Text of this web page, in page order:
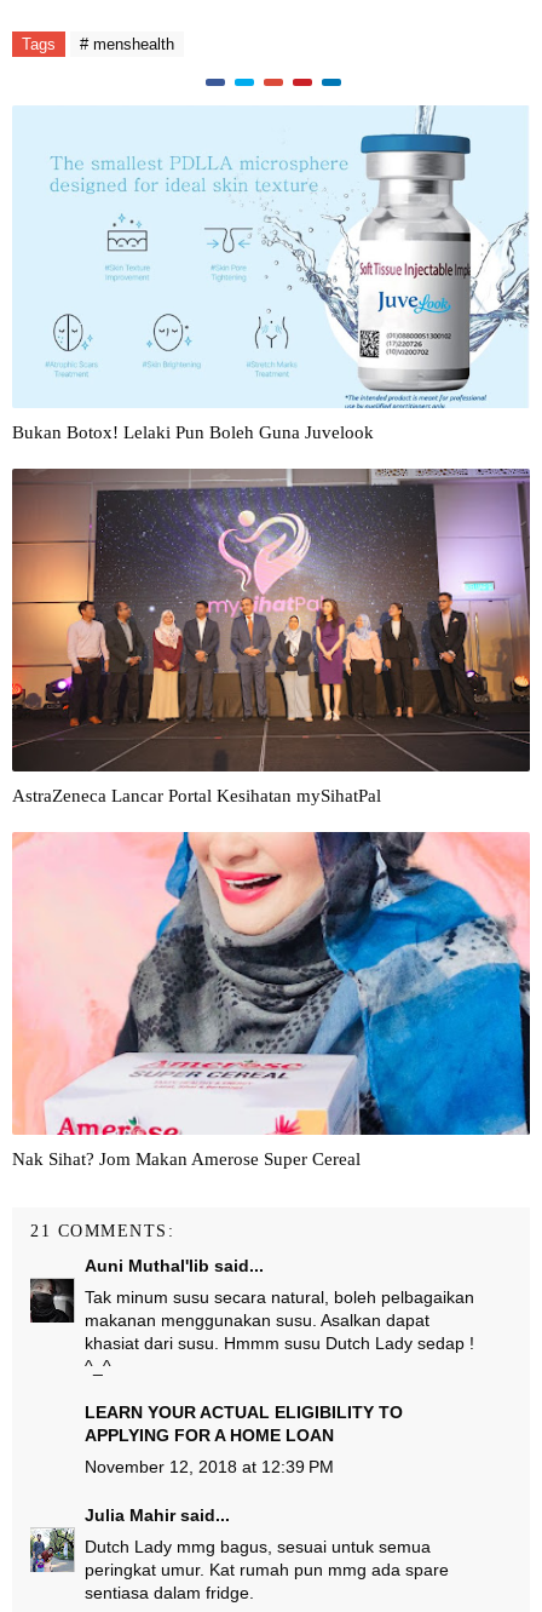
Tags # menshealth
Bukan Botox! Lelaki Pun Boleh Guna Juvelook
AstraZeneca Lancar Portal Kesihatan mySihatPal
Nak Sihat? Jom Makan Amerose Super Cereal
21 COMMENTS:
Auni Muthal'lib said...
Tak minum susu secara natural, boleh pelbagaikan
makanan menggunakan susu. Asalkan dapat
khasiat dari susu. Hmmm susu Dutch Lady sedap !
^_^
LEARN YOUR ACTUAL ELIGIBILITY TO
APPLYING FOR A HOME LOAN
November 12, 2018 at 12:39 PM
Julia Mahirsaid...
Dutch Lady mmg bagus, sesuai untuk semua
peringkat umur. Kat rumah pun mmg ada spare
sentiasa dalam fridge.